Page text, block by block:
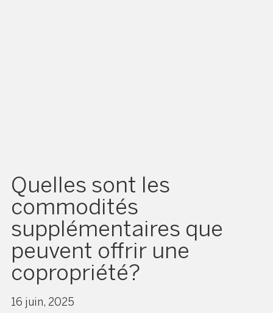
Quelles sont les
commodités
supplémentaires que
peuvent offrir une
copropriété?
16 juin, 2025